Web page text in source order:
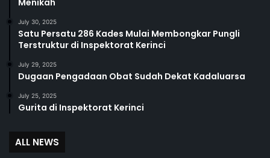
July 30, 2025
Satu Persatu 286 Kades Mulai Membongkar Pungli
Terstruktur di Inspektorat Kerinci
July 29, 2025
Dugaan Pengadaan Obat Sudah Dekat Kadaluarsa
July 25, 2025
Gurita di Inspektorat Kerinci
ALL NEWS